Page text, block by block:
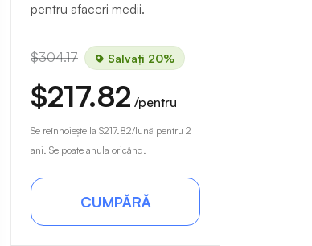
pentru afaceri medii.
$304.17 Salvați 20%
$217.82 /pentru
Se reînnoiește la $217.82/lună pentru 2
ani. Se poate anula oricând.
CUMPĂRĂ